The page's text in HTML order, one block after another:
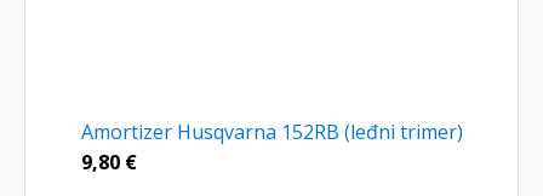
Amortizer Husqvarna 152RB (leđni trimer)
9,80 €